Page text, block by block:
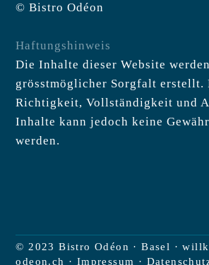
© Bistro Odéon
Haftungshinweis
Die Inhalte dieser Website
grösstmöglicher Sorgfalt erstellt.
Richtigkeit, Vollständigkeit und
Inhalte kann jedoch keine
werden.
© 2023 Bistro Odéon · Basel ·
odeon.ch · Impressum ·